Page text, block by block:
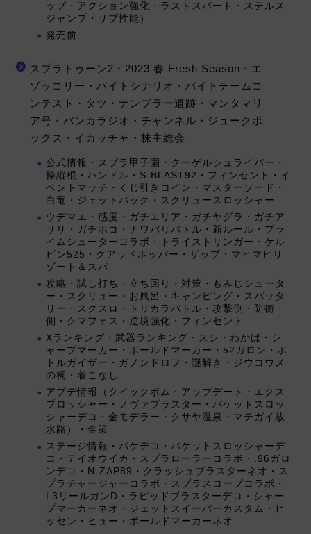
ップ・アクション強化・ラストスパート・ステルス
ジャンプ・サブ性能）
発売前
スプラトゥーン2・2023 春 Fresh Season・エ
ゾッコリー・バイトシナリオ・バイトチームコ
ンテスト・タツ・ナンプラー遺跡・マンタマリ
ア号・バンカラジオ・チャンネル・ジュークボ
ックス・イカッチャ・株主総会
公式情報・スプラ甲子園・クーゲルシュライバー・
操縦棍・ハンドル・S-BLAST92・フィンセント・イ
ベントマッチ・くじ引きコイン・マスターソード・
白竜・ジェットパック・スクリュースロッシャー
ウデマエ・感度・ガチエリア・ガチヤグラ・ガチア
サリ・ガチホコ・ナワバリバトル・新ルール・プラ
イムシューターコラボ・トライストリンガー・ケル
ビン525・クアッドホッパー・ザップ・マヒマヒリ
ゾート＆スパ
攻略・試し打ち・立ち回り・対策・もみじシュータ
ー・スクリュー・お風呂・キャンピング・スパッタ
リー・スクスロ・トリカラバトル・攻撃側・防衛
側・クマフェス・逆境強化・フィンセント
Xランキング・武器ランキング・スシ・わかば・シ
ャープマーカー・ボールドマーカー・52ガロン・ボ
トルガイザー・ガノンドロフ・謎解き・ジウコウメ
の祠・着こなし
アプデ情報（クイックボム・アップデート・エクス
プロッシャー・ノヴァブラスター・バケットスロッ
シャーデコ・金モデラー・クサヤ温泉・マテガイ放
水路）・金策
ステージ情報・バケデコ・バケットスロッシャーデ
コ・テイオウイカ・スプラローラーコラボ・.96ガロ
ンデコ・N-ZAP89・クラッシュブラスターネオ・ス
プラチャージャーコラボ・スプラスコープコラボ・
L3リールガンD・ラピッドブラスターデコ・シャー
プマーカーネオ・ジェットスイーパーカスタム・ヒ
ッセン・ヒュー・ボールドマーカーネオ